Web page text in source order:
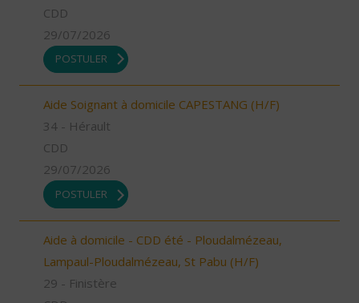
CDD
29/07/2026
POSTULER
Aide Soignant à domicile CAPESTANG (H/F)
34 - Hérault
CDD
29/07/2026
POSTULER
Aide à domicile - CDD été - Ploudalmézeau,
Lampaul-Ploudalmézeau, St Pabu (H/F)
29 - Finistère